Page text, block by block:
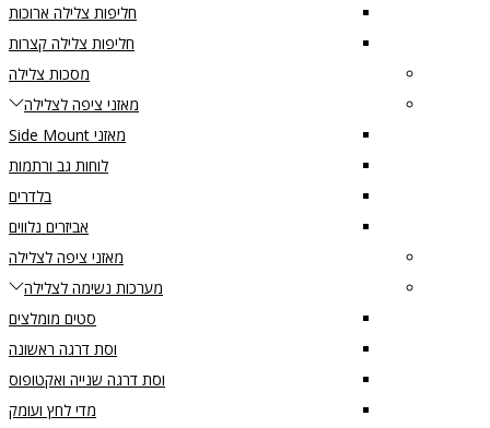
חליפות צלילה ארוכות
חליפות צלילה קצרות
מסכות צלילה
מאזני ציפה לצלילה
מאזני Side Mount
לוחות גב ורתמות
בלדרים
אביזרים נלווים
מאזני ציפה לצלילה
מערכות נשימה לצלילה
סטים מומלצים
וסת דרגה ראשונה
וסת דרגה שנייה ואקטופוס
מדי לחץ ועומק